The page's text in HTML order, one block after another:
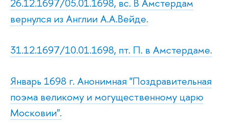
26.12.1697/05.01.1698, вс. В Амстердам
вернулся из Англии А.А.Вейде.
31.12.1697/10.01.1698, пт. П. в Амстердаме.
Январь 1698 г. Анонимная "Поздравительная
поэма великому и могущественному царю
Московии".